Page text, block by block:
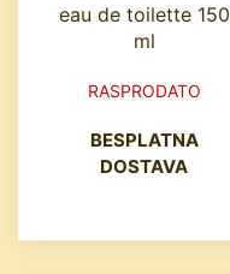
eau de toilette 150
ml
RASPRODATO
BESPLATNA
DOSTAVA